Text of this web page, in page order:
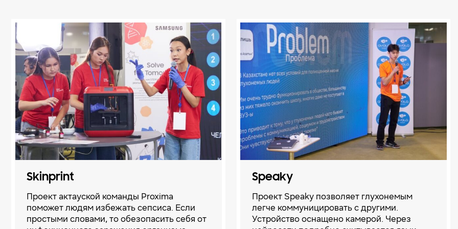
Skinprint
Проект актауской команды Proxima
поможет людям избежать сепсиса. Если
простыми словами, то обезопасить себя от
Speaky
Проект Speaky позволяет глухонемым
легче коммуницировать с другими.
Устройство оснащено камерой. Через